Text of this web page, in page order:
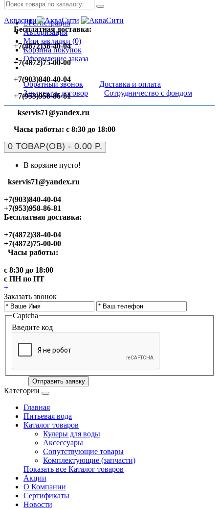
Регистрация
Авторизация
Мои закладки (0)
Корзина покупок
Оформление заказа
Обратный звонок
Доставка и оплата
Заключить договор
Сотрудничество с фондом
Аквасити
Бесплатная доставка:
+7(4872)38-40-04
+7(4872)75-00-00
+7(903)840-40-04
+7(953)958-86-81
kservis71@yandex.ru
Часы работы: с 8:30 до 18:00
0 ТОВАР(ОВ) - 0.00 Р.
В корзине пусто!
kservis71@yandex.ru
+7(903)840-40-04
+7(953)958-86-81
Бесплатная доставка:
+7(4872)38-40-04
+7(4872)75-00-00
Часы работы:
с 8:30 до 18:00
с ПН по ПТ
+
Заказать звонок
Captcha
Введите код
Отправить заявку
Категории
Главная
Питьевая вода
Каталог товаров
Кулеры для воды
Аксессуары
Сопутствующие товары
Комплектующие (запчасти)
Показать все Каталог товаров
Акции
О Компании
Сертификаты
Новости